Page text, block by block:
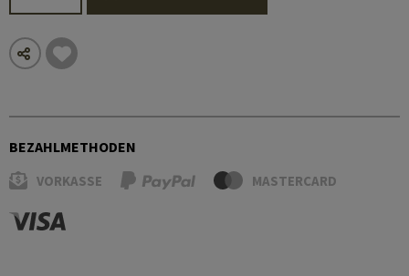
BEZAHLMETHODEN
VORKASSE MASTERCARD